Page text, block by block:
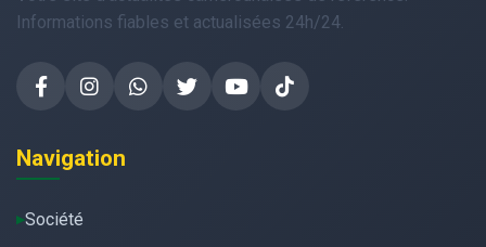
Informations fiables et actualisées 24h/24.
Navigation
Société